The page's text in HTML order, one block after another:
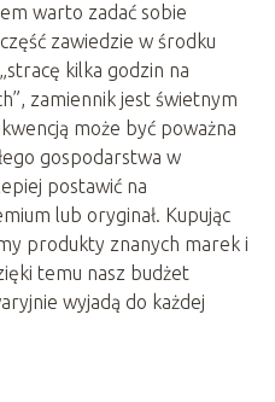
warto zadać sobie
zawiedzie w środku
kilka godzin na
zamiennik jest świetnym
może być poważna
gospodarstwa w
postawić na
lub oryginał. Kupując
produkty znanych marek i
temu nasz budżet
wyjadą do każdej